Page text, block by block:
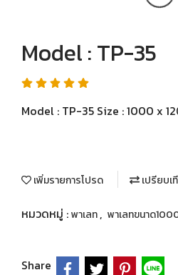
Model : TP-35
Model : TP-35 Size : 1000 x
เพิ่มรายการโปรด เปรียบเ
หมวดหมู่ :พาเลท, พาเลทขนาด
Share